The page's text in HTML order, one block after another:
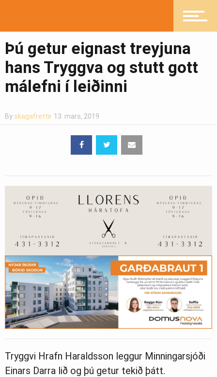
Pistlar
Greinasafn
Þú getur eignast treyjuna
hans Tryggva og stutt gott
málefni í leiðinni
By skagafrettir 13. mars, 2019
Tryggvi Hrafn Haraldsson leggur Minningarsjóði
Einars Darra lið og þú getur tekið þátt.